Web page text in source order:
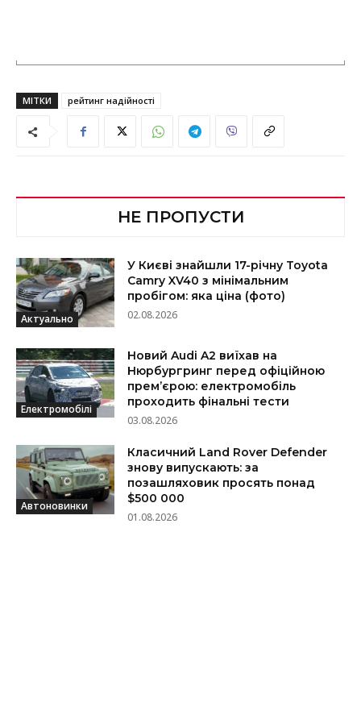
МІТКИ рейтинг надійності
НЕ ПРОПУСТИ
Актуально
У Києві знайшли 17-річну Toyota
Camry XV40 з мінімальним
пробігом: яка ціна (фото)
02.08.2026
Електромобілі
Новий Audi A2 виїхав на
Нюрбургринг перед офіційною
прем’єрою: електромобіль
проходить фінальні тести
03.08.2026
Автоновинки
Класичний Land Rover Defender
знову випускають: за
позашляховик просять понад
$500 000
01.08.2026